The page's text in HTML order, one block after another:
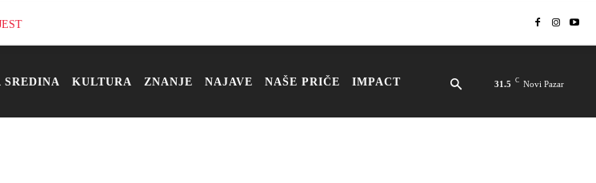
SREDINA KULTURA ZNANJE NAJAVE NAŠE PRIČE IMPACT 31.5 C Novi Pazar